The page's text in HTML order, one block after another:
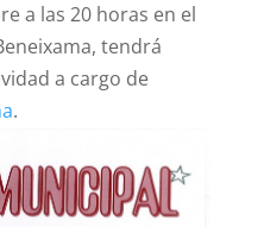
a las 20 horas en el
tendrá
a cargo de
.